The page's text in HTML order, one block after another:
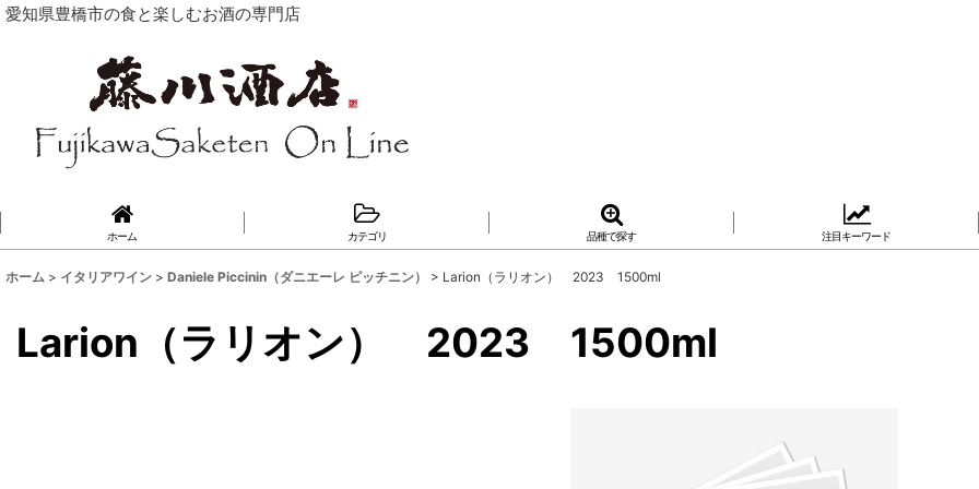
愛知県豊橋市の食と楽しむお酒の専門店
ホーム カテゴリ 品種で探す 注目キーワード
ホーム > イタリアワイン > Daniele Piccinin（ダニエーレ ピッチニン） > Larion（ラリオン） 2023 1500ml
Larion（ラリオン） 2023 1500ml